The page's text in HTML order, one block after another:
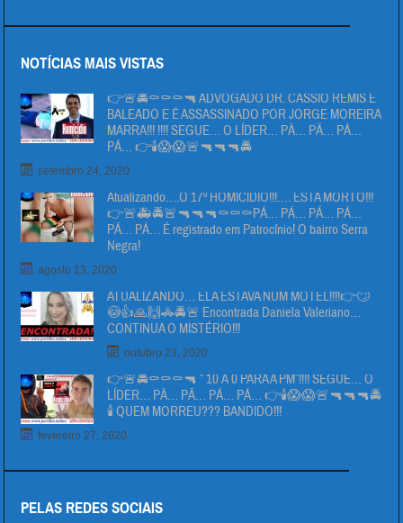
NOTÍCIAS MAIS VISTAS
👉🚨🚔⚰⚰⚰🔫 ADVOGADO DR. CÁSSIO REMIS É
BALEADO E É ASSASSINADO POR JORGE MOREIRA
MARRA!!! !!!! SEGUE… O LÍDER… PÄ… PÄ… PÁ…
PÁ… 👉🕯😱😱🚨🔫🔫🔫🚔
setembro 24, 2020
Atualizando….O 17º HOMICIDIO!!!…. ESTA MORTO!!!
👉🚨🚑🚔🚨🔫🔫🔫⚰⚰⚰PÁ… PÁ… PÁ… PÁ…
PÁ… PÁ… É registrado em Patrocínio! O bairro Serra
Negra!
agosto 13, 2020
ATUALIZANDO… ELA ESTAVA NUM MOTEL!!!!👉🙄
😳👍🙏🙌🚓🚔🚨 Encontrada Daniela Valeriano…
CONTINUA O MISTÉRIO!!!
outubro 23, 2020
👉🚨🚔⚰⚰⚰🔫 ” 10 Á 0 PARA A PM”!!!! SEGUE… O
LÍDER… PÄ… PÄ… PÁ… PÁ… 👉🕯😱😱🚨🔫🔫🔫🚔
🕯 QUEM MORREU??? BANDIDO!!!
fevereiro 27, 2020
PELAS REDES SOCIAIS